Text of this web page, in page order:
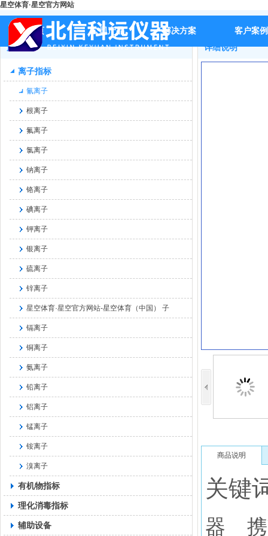
星空体育·星空官方网站
首页 公司产品 解决方案 客户案例
首页 >> 产品 >> 离子指标 >> 氰离子 >>
产品
离子指标
氰离子
根离子
氟离子
氯离子
钠离子
铬离子
碘离子
钾离子
银离子
硫离子
锌离子
星空体育·星空官方网站-星空体育（中国） 子
镉离子
铜离子
氨离子
铅离子
铝离子
锰离子
铵离子
溴离子
有机物指标
理化消毒指标
辅助设备
详细说明
商品说明
关键
器